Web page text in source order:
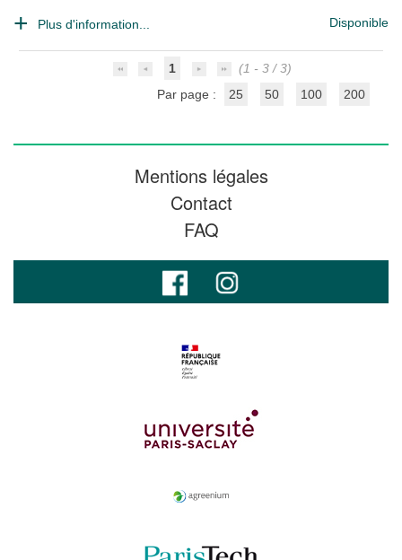
Plus d'information... Disponible
1
(1 - 3 / 3)
Par page :
25 50 100 200
Mentions légales
Contact
FAQ